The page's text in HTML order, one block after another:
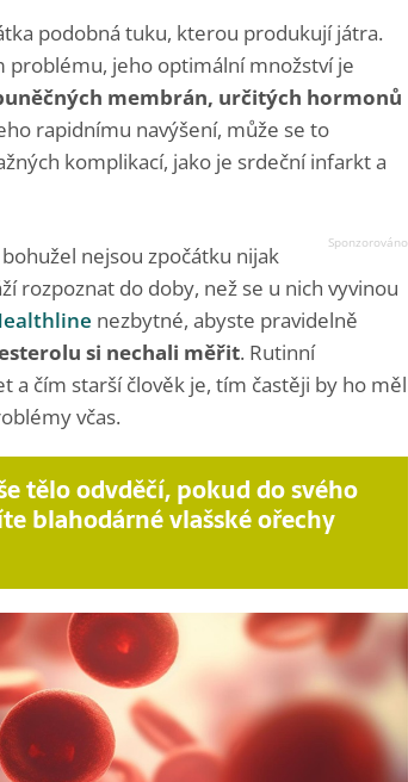
podobná tuku, kterou produkují játra.
problému, jeho optimální množství je
membrán, určitých hormonů
rapidnímu navýšení, může se to
komplikací, jako je srdeční infarkt a
nejsou zpočátku nijak
rozpoznat do doby, než se u nich vyvinou
nezbytné, abyste pravidelně
si nechali měřit. Rutinní
a čím starší člověk je, tím častěji by ho měl
včas.
tělo odvděčí, pokud do svého
blahodárné vlašské ořechy